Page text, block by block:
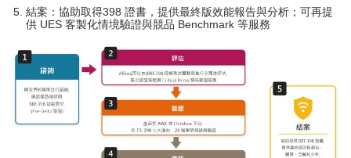
結案：協助取得398 證書，提供最終版效能報告與分析；可再提
供 UES 客製化情境驗證與競品 Benchmark 等服務